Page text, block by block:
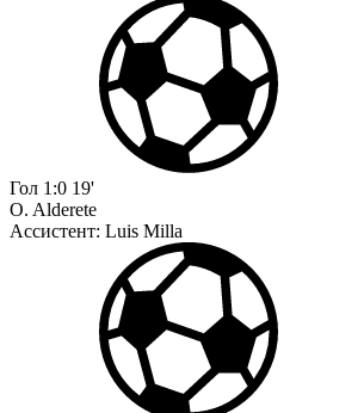
Гол 1:0 19'
O. Alderete
Ассистент: Luis Milla